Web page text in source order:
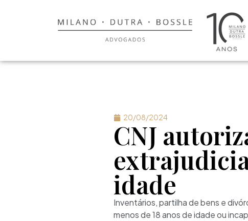
20/08/2024
CNJ
idade
Inventários, partilha de bens e
menos de 18 anos de idade ou